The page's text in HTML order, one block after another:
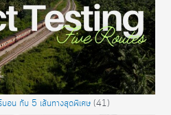
ร์บอน กับ 5 เส้นทางสุดพิเศษ (41)